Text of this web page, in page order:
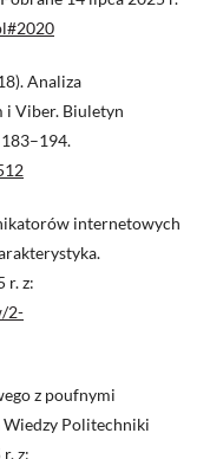
Analiza
i Viber. Biuletyn
internetowych
r. z:
2-
z poufnymi
Politechniki
z: